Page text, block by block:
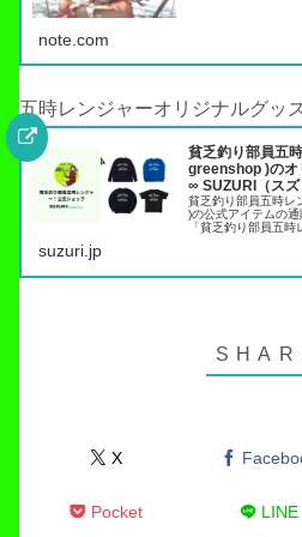
note.com
五時レンジャーオリジナルグッ
貧乏釣り部員五
greenshop )のオ
∞ SUZURI（スズ
貧乏釣り部員五時レ
)の公式アイテムの
「貧乏釣り部員五
suzuri.jp
X
Pocket LINE